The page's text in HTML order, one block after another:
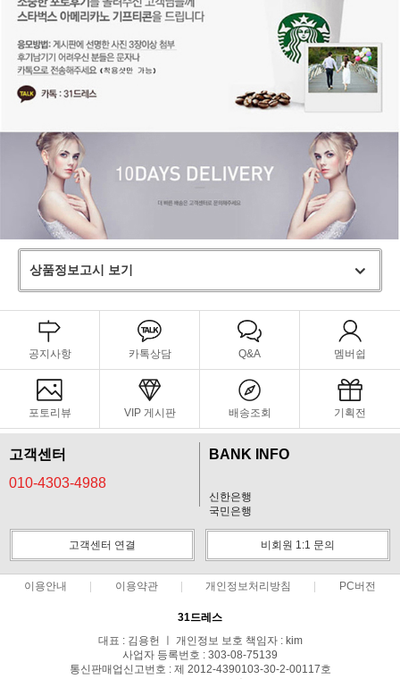
상품정보고시 보기
공지사항 카톡상담 Q&A 멤버쉽
포토리뷰 VIP 게시판 배송조회 기획전
고객센터
010-4303-4988
BANK INFO
신한은행
국민은행
고객센터 연결 비회원 1:1 문의
이용안내 이용약관 개인정보처리방침 PC버전
31드레스
대표 : 김용헌 ㅣ 개인정보 보호 책임자 : kim
사업자 등록번호 : 303-08-75139
통신판매업신고번호 : 제 2012-4390103-30-2-00117호